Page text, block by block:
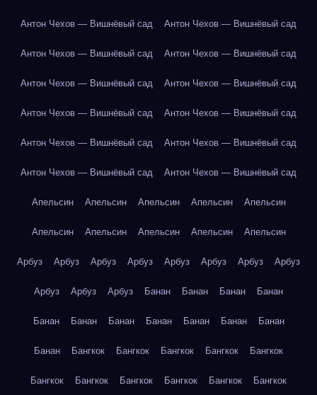
Антон Чехов — Вишнёвый сад Антон Чехов — Вишнёвый сад
Антон Чехов — Вишнёвый сад Антон Чехов — Вишнёвый сад
Антон Чехов — Вишнёвый сад Антон Чехов — Вишнёвый сад
Антон Чехов — Вишнёвый сад Антон Чехов — Вишнёвый сад
Антон Чехов — Вишнёвый сад Антон Чехов — Вишнёвый сад
Антон Чехов — Вишнёвый сад Антон Чехов — Вишнёвый сад
Апельсин Апельсин Апельсин Апельсин Апельсин
Апельсин Апельсин Апельсин Апельсин Апельсин
Арбуз Арбуз Арбуз Арбуз Арбуз Арбуз Арбуз Арбуз
Арбуз Арбуз Арбуз Банан Банан Банан Банан
Банан Банан Банан Банан Банан Банан Банан
Банан Бангкок Бангкок Бангкок Бангкок Бангкок
Бангкок Бангкок Бангкок Бангкок Бангкок Бангкок